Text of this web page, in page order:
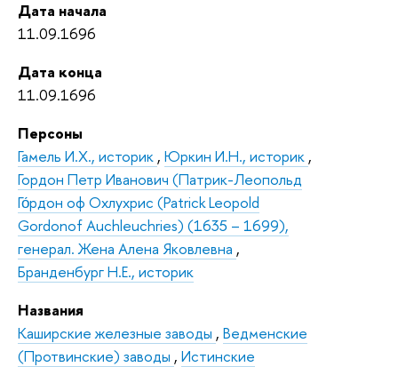
Дата начала
11.09.1696
Дата конца
11.09.1696
Персоны
Гамель И.Х., историк , Юркин И.Н., историк ,
Гордон Петр Иванович (Патрик-Леопольд
Го́рдон оф Охлухрис (Patrick Leopold
Gordonof Auchleuchries) (1635 – 1699),
генерал. Жена Алена Яковлевна ,
Бранденбург Н.Е., историк
Названия
Каширские железные заводы , Ведменские
(Протвинские) заводы , Истинские